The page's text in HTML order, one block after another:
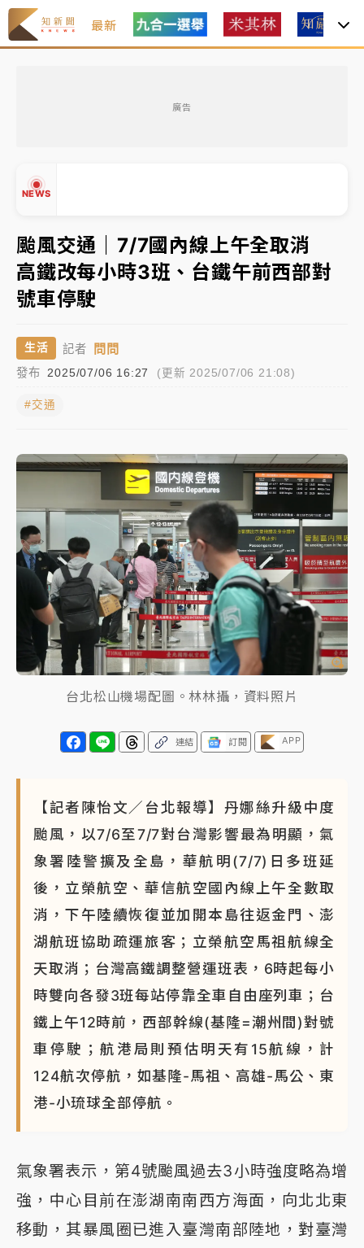
最新
廣告
NEWS
韓股最壞時期已過？大摩估去槓桿完成逾半 波動率降
至2個月低
「白海豚」雨炸新北！通報109件災情 侯友宜揭這類災
損最多
白海豚挾豪雨狂炸新北！時雨量破百毫米 水塔、雨棚
砸落毀車
金控第2季海外曝險破31兆創高 日本年增45%居冠
「好事多磨」
至2個月低
「白海豚」雨炸新北！通報109件災情 侯友宜揭這類災
損最多
白海豚挾豪雨狂炸新北！時雨量破百毫米 水塔、雨棚
砸落毀車
▼
颱風交通｜7/7國內線上午全取消
高鐵改每小時3班、台鐵午前西部對
號車停駛
生活 記者 問問
發布 2025/07/06 16:27 (更新 2025/07/06 21:08)
#交通
台北松山機場配圖。林林攝，資料照片
連結 訂閱 APP
【記者陳怡文／台北報導】丹娜絲升級中度
颱風，以7/6至7/7對台灣影響最為明顯，氣
象署陸警擴及全島，華航明(7/7)日多班延
後，立榮航空、華信航空國內線上午全數取
消，下午陸續恢復並加開本島往返金門、澎
湖航班協助疏運旅客；立榮航空馬祖航線全
天取消；台灣高鐵調整營運班表，6時起每小
時雙向各發3班每站停靠全車自由座列車；台
鐵上午12時前，西部幹線(基隆=潮州間)對號
車停駛；航港局則預估明天有15航線，計
124航次停航，如基隆-馬祖、高雄-馬公、東
港-小琉球全部停航。
氣象署表示，第4號颱風過去3小時強度略為增
強，中心目前在澎湖南南西方海面，向北北東
移動，其暴風圈已進入臺灣南部陸地，對臺灣